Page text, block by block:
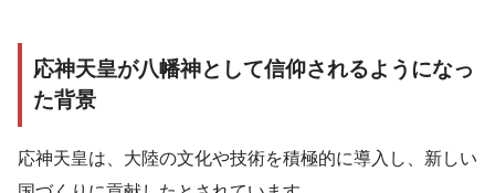
応神天皇が八幡神として信仰されるようになっ
た背景
応神天皇は、大陸の文化や技術を積極的に導入し、新しい